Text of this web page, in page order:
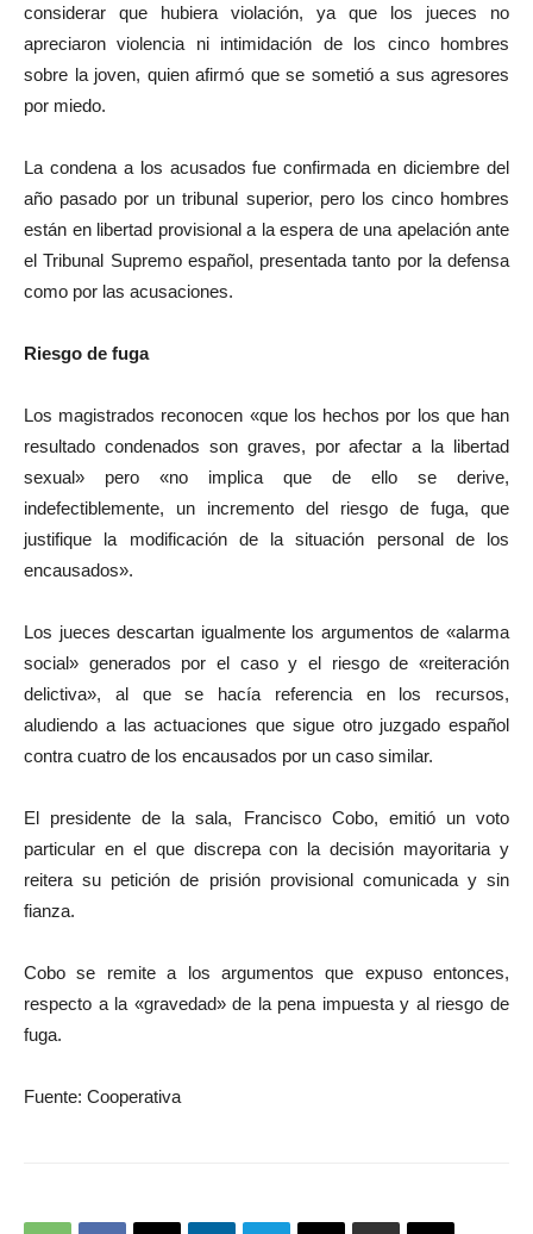
considerar que hubiera violación, ya que los jueces no
apreciaron violencia ni intimidación de los cinco hombres
sobre la joven, quien afirmó que se sometió a sus agresores
por miedo.
La condena a los acusados fue confirmada en diciembre del
año pasado por un tribunal superior, pero los cinco hombres
están en libertad provisional a la espera de una apelación ante
el Tribunal Supremo español, presentada tanto por la defensa
como por las acusaciones.
Riesgo de fuga
Los magistrados reconocen «que los hechos por los que han
resultado condenados son graves, por afectar a la libertad
sexual» pero «no implica que de ello se derive,
indefectiblemente, un incremento del riesgo de fuga, que
justifique la modificación de la situación personal de los
encausados».
Los jueces descartan igualmente los argumentos de «alarma
social» generados por el caso y el riesgo de «reiteración
delictiva», al que se hacía referencia en los recursos,
aludiendo a las actuaciones que sigue otro juzgado español
contra cuatro de los encausados por un caso similar.
El presidente de la sala, Francisco Cobo, emitió un voto
particular en el que discrepa con la decisión mayoritaria y
reitera su petición de prisión provisional comunicada y sin
fianza.
Cobo se remite a los argumentos que expuso entonces,
respecto a la «gravedad» de la pena impuesta y al riesgo de
fuga.
Fuente: Cooperativa